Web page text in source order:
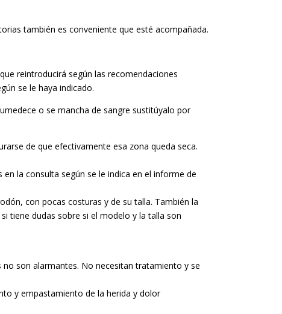
también es conveniente que esté acompañada.
reintroducirá según las recomendaciones
se le haya indicado.
o se mancha de sangre sustitúyalo por
de que efectivamente esa zona queda seca.
la consulta según se le indica en el informe de
con pocas costuras y de su talla. También la
tiene dudas sobre si el modelo y la talla son
no son alarmantes. No necesitan tratamiento y se
y empastamiento de la herida y dolor